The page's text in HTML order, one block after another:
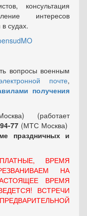
консультация
интересов
судах.
вопросы военным
почте,
получения
(работает
77 (МТС Москва)
праздничных и
ВРЕМЯ
НА
ВРЕМЯ
ВСТРЕЧИ